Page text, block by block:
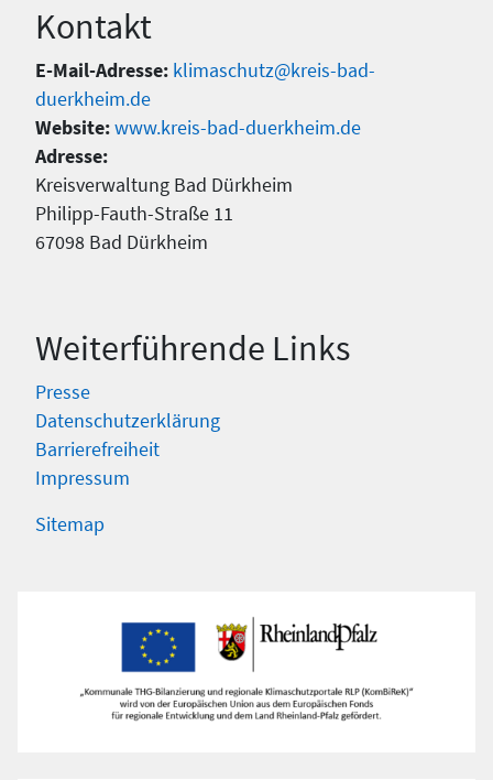
Kontakt
E-Mail-Adresse: klimaschutz@kreis-bad-
duerkheim.de
Website:www.kreis-bad-duerkheim.de
Adresse:
Kreisverwaltung Bad Dürkheim
Philipp-Fauth-Straße 11
67098 Bad Dürkheim
Weiterführende Links
Presse
Datenschutzerklärung
Barrierefreiheit
Impressum
Sitemap